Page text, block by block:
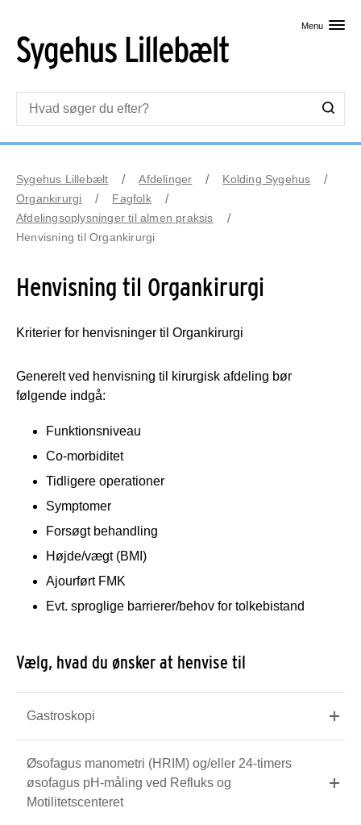
Menu
Sygehus Lillebælt Afdelinger
Kolding Sygehus
Organkirurgi
Fagfolk
Afdelingsoplysninger til almen praksis
Henvisning til Organkirurgi
Henvisning til Organkirurgi
Kriterier for henvisninger til Organkirurgi
Generelt ved henvisning til kirurgisk afdeling bør
følgende indgå:
Funktionsniveau
Co-morbiditet
Tidligere operationer
Symptomer
Forsøgt behandling
Højde/vægt (BMI)
Ajourført FMK
Evt. sproglige barrierer/behov for tolkebistand
Vælg, hvad du ønsker at henvise til
Gastroskopi
Øsofagus manometri (HRIM) og/eller 24-timers
øsofagus pH-måling ved Refluks og
Motilitetscenteret